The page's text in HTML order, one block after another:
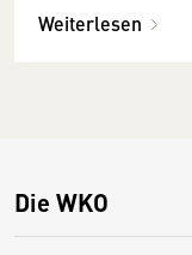
Weiterlesen
Die WKO